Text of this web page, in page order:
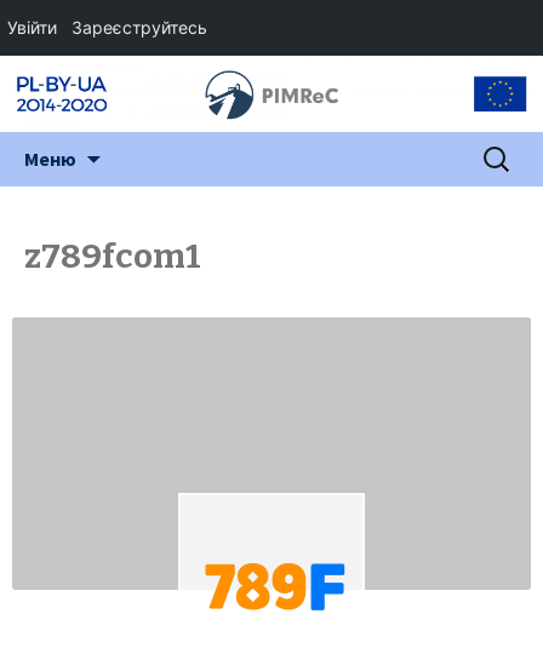
Меню Пошук:
z789fcom1
Увійти Зареєструйтесь